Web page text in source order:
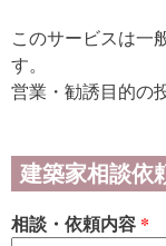
このサービスは一
す。
営業・勧誘目的の
建築家相談依
相談・依頼内容 *